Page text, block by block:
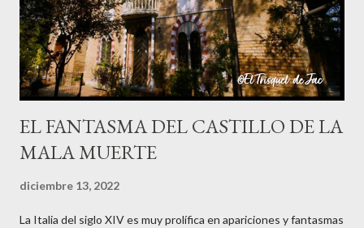
un Viernes Santo, cuando supuestamente nadie debe trabajar ni
hacer nada, y quedó condenada a errar por el mundo, y se oyen ...
EL FANTASMA DEL CASTILLO DE LA
MALA MUERTE
diciembre 13, 2022
La Italia del siglo XIV es muy prolífica en apariciones y fantasmas